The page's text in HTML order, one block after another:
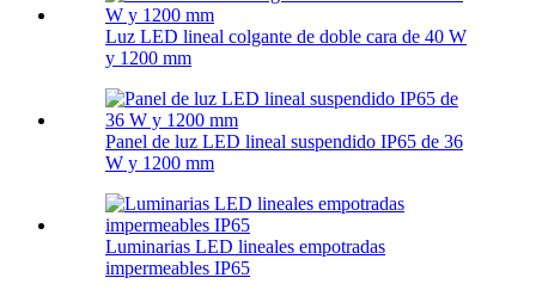
Luz LED lineal colgante de doble cara de 40 W
y 1200 mm
Panel de luz LED lineal suspendido IP65 de 36
W y 1200 mm
Luminarias LED lineales empotradas
impermeables IP65